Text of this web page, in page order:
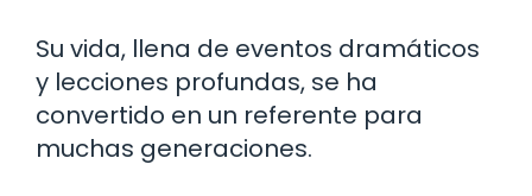
Su vida, llena de eventos dramáticos
y lecciones profundas, se ha
convertido en un referente para
muchas generaciones.